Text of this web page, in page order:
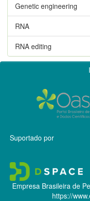
Genetic engineering
RNA
RNA editing
Suportado por
Empresa Brasileira de
https://